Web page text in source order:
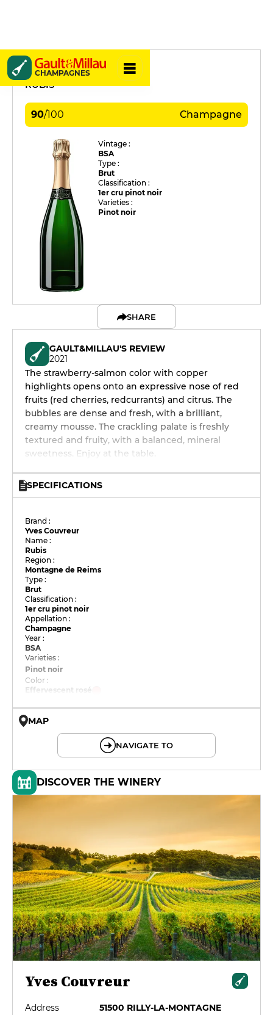
CHAMPAGNES
Yves Couvreur
RUBIS
90/100 Champagne
Vintage :
BSA
Type :
Brut
Classification :
1er cru pinot noir
Varieties :
Pinot noir
SHARE
GAULT&MILLAU'S REVIEW
2021
The strawberry-salmon color with copper
highlights opens onto an expressive nose of red
fruits (red cherries, redcurrants) and citrus. The
bubbles are dense and fresh, with a brilliant,
creamy mousse. The crackling palate is freshly
textured and fruity, with a balanced, mineral
sweetness. Enjoy at the table.
SPECIFICATIONS
Brand :
Yves Couvreur
Name :
Rubis
Region :
Montagne de Reims
Type :
Brut
Classification :
1er cru pinot noir
Appellation :
Champagne
Year :
BSA
Varieties :
Pinot noir
Color :
Effervescent rosé
MAP
NAVIGATE TO
DISCOVER THE WINERY
Yves Couvreur
Address
51500 RILLY-LA-MONTAGNE